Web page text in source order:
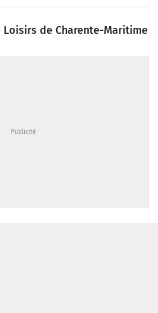
Loisirs de Charente-Maritime